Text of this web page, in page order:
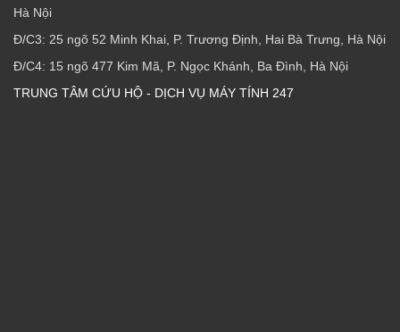
Hà Nội
Đ/C3: 25 ngõ 52 Minh Khai, P. Trương Định, Hai Bà Trưng, Hà Nội
Đ/C4: 15 ngõ 477 Kim Mã, P. Ngọc Khánh, Ba Đình, Hà Nội
TRUNG TÂM CỨU HỘ - DỊCH VỤ MÁY TÍNH 247